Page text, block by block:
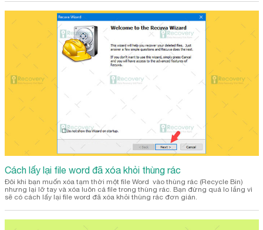
Cách lấy lại file word đã xóa khỏi thùng rác
Đôi khi bạn muốn xóa tạm thời một file Word vào thùng rác (Recycle Bin)
nhưng lại lỡ tay và xóa luôn cả file trong thùng rác. Bạn đừng quá lo lắng vì
sẽ có cách lấy lại file word đã xóa khỏi thùng rác đơn giản.